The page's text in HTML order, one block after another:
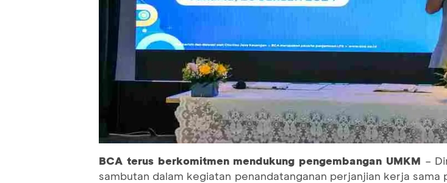
BCA terus berkomitmen mendukung pengembangan UMKM –
sambutan dalam kegiatan penandatanganan perjanjian kerja sama